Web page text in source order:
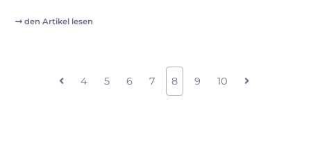
den Artikel lesen
4 5 6 7 8 9 10